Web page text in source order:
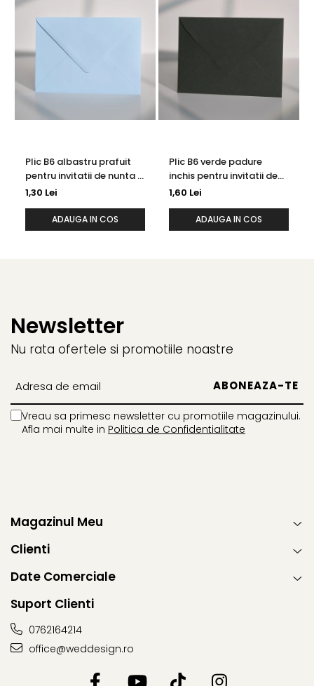
Plic B6 albastru prafuit
pentru invitatii de nunta /
felicitari
1,30 Lei
ADAUGA IN COS
Plic B6 verde padure
inchis pentru invitatii de
nunta / felicitari
1,60 Lei
ADAUGA IN COS
Newsletter
Nu rata ofertele si promotiile noastre
Vreau sa primesc newsletter cu promotiile magazinului.
Afla mai multe in Politica de Confidentialitate
Magazinul Meu
Clienti
Date Comerciale
Suport Clienti
0762164214
office@weddesign.ro